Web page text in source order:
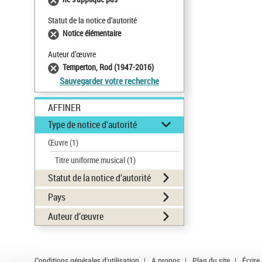
Statut de la notice d’autorité
Notice élémentaire
Auteur d’œuvre
Temperton, Rod (1947-2016)
Sauvegarder votre recherche
AFFINER
Type de notice d'autorité
Œuvre(1)
Titre uniforme musical(1)
Statut de la notice d’autorité
Pays
Auteur d’œuvre